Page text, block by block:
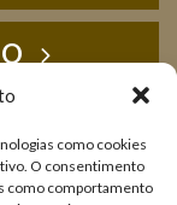
como cookies
O consentimento
como comportamento